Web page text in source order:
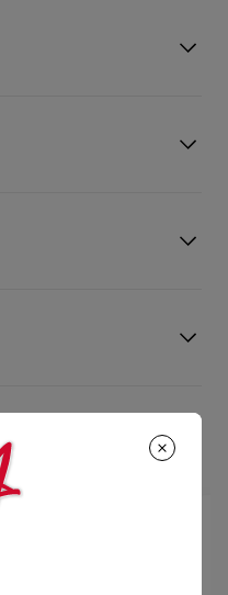
レザーで仕立てられたこの
は製品のお手入れをご確
無料でお届けいたしま
発送いたします。
週間程でのお届けとなりま
確認等により発送が遅延す
。
に限り返品交換を受け付
よりご確認くださいま